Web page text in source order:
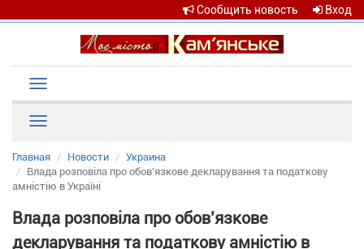
Сообщить новость Вход
navigation
Главная Новости
Украина
Влада розповіла про обов’язкове декларування та податкову
амністію в Україні
Влада розповіла про обов’язкове
декларування та податкову амністію в